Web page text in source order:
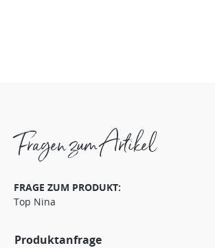
Fragen zum Artikel
FRAGE ZUM PRODUKT:
Top Nina
Produktanfrage